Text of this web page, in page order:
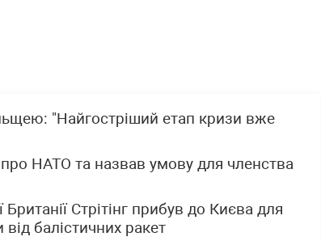
"Найгостріший етап кризи вже
НАТО та назвав умову для членства
Стрітінг прибув до Києва для
балістичних ракет